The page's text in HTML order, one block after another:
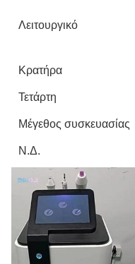
Λειτουργικό
Κρατήρα
Τετάρτη
Μέγεθος συσκευασίας
Ν.Δ.